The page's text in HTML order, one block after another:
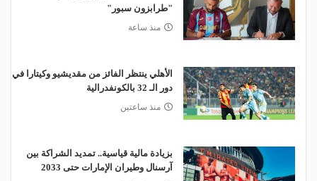
"طرابزون سبور"
منذ ساعة
الأهلي ينتظر الفائز من مقديشيو وكيتارا في
دور الـ 32 بالكونفدرالية
منذ ساعتين
بزيادة مالية قياسية.. تمديد الشراكة بين
آرسنال وطيران الإمارات حتى 2033